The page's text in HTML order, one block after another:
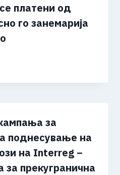
платени од
го занемарија
за
поднесување на
на Interreg –
прекугранична